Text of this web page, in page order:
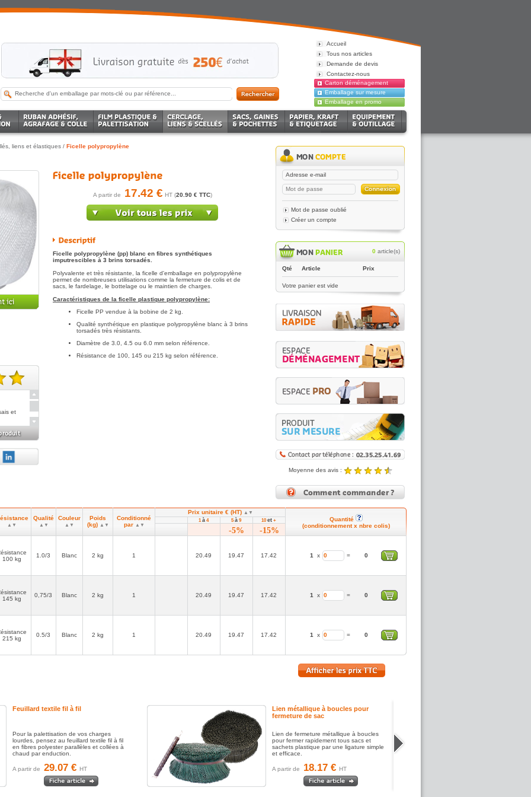
liens et élastiques / Ficelle polypropylène
et
je
A partir de 17.42 € HT (20.90 € TTC)
Ficelle polypropylène (pp) blanc en fibres synthétiques
imputrescibles à 3 brins torsadés.
Polyvalente et très résistante, la ficelle d'emballage en polypropylène
permet de nombreuses utilisations comme la fermeture de colis et de
sacs, le fardelage, le bottelage ou le maintien de charges.
Caractéristiques de la ficelle plastique polypropylène:
Ficelle PP vendue à la bobine de 2 kg.
Qualité synthétique en plastique polypropylène blanc à 3 brins
torsadés très résistants.
Diamètre de 3.0, 4.5 ou 6.0 mm selon référence.
Résistance de 100, 145 ou 215 kg selon référence.
Mot de passe oublié
Créer un compte
0 article(s)
Qté Article Prix
Votre panier est vide
Moyenne des avis :
Noté4.89/5 |8431reviews
▲▼
Qualité
▲▼
Couleur
▲▼
Poids
(kg) ▲▼
Conditionné
par ▲▼
Prix unitaire € (HT) ▲▼
Quantité
(conditionnement x nbre colis)
1à 4 5à 9 10 et +
-5% -15%
100 kg
1.0/3 Blanc 2 kg 1 20.49 19.47 17.42 1 x = 0
145 kg
0,75/3 Blanc 2 kg 1 20.49 19.47 17.42 1 x = 0
215 kg
0.5/3 Blanc 2 kg 1 20.49 19.47 17.42 1 x = 0
Feuillard textile fil à fil
Pour la palettisation de vos charges
lourdes, pensez au feuillard textile fil à fil
en fibres polyester parallèles et collées à
chaud par enduction.
A partir de 29.07 € HT
Lien métallique à boucles pour
fermeture de sac
Lien de fermeture métallique à boucles
pour fermer rapidement tous sacs et
sachets plastique par une ligature simple
et efficace.
A partir de 18.17 € HT
Accueil
Tous nos articles
Demande de devis
Contactez-nous
Carton déménagement
Emballage sur mesure
Emballage en promo